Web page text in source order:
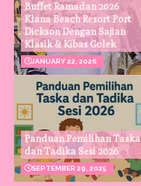
Buffet Ramadan 2026
Klana Beach Resort Port
Dickson Dengan Sajian
Klasik & Kibas Golek
JANUARY 22, 2026
Panduan Pemilihan Taska
dan Tadika Sesi 2026
SEPTEMBER 29, 2025